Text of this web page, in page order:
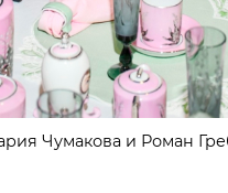
Чумакова и Роман